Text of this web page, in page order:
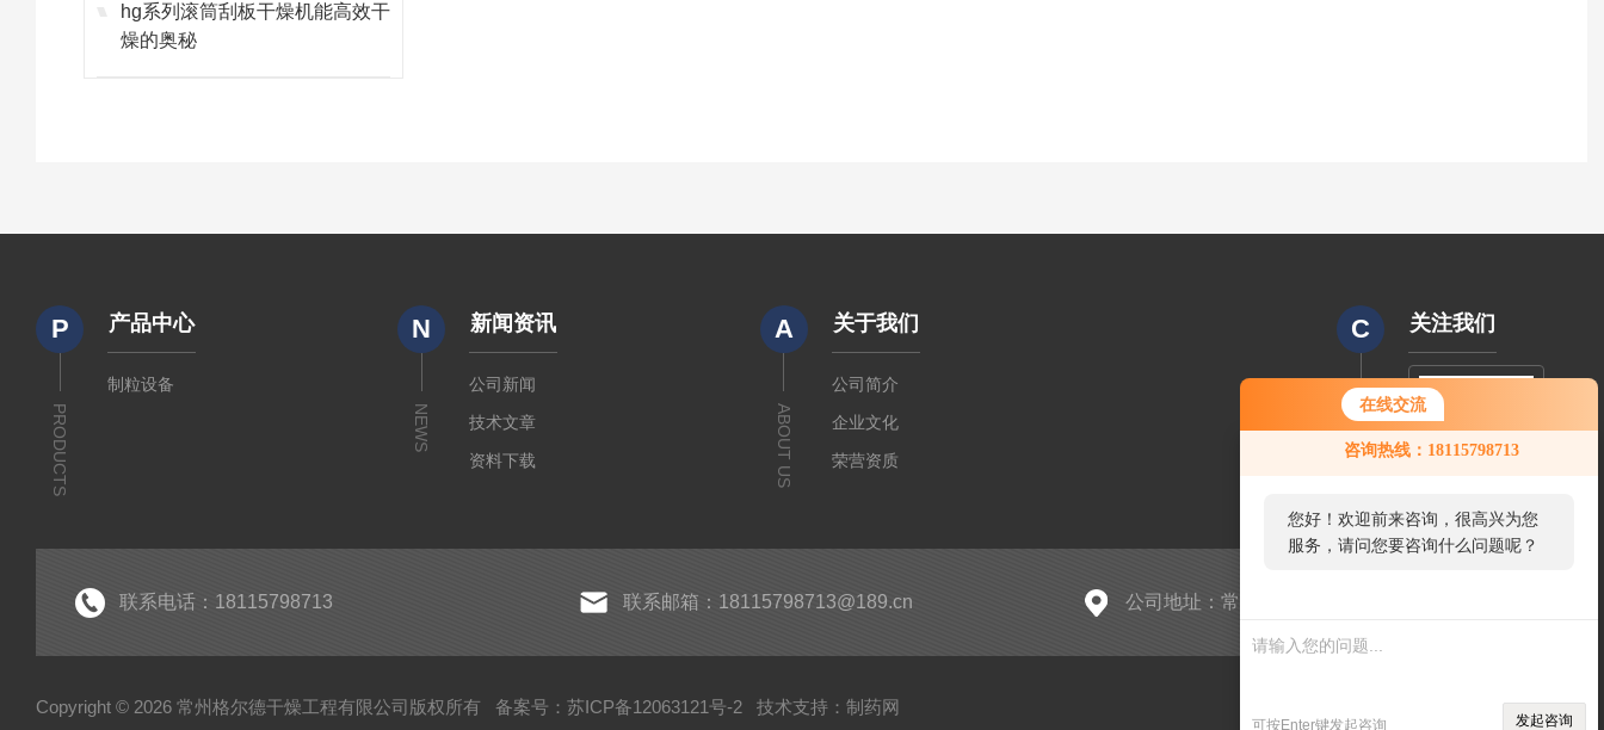
在线交流
咨询热线：18115798713
您好！欢迎前来咨询，很高兴为您
服务，请问您要咨询什么问题呢？
可按Enter键发起咨询 发起咨询
hg系列滚筒刮板干燥机能高效干
燥的奥秘
P
PRODUCTS
产品中心
制粒设备
N
NEWS
新闻资讯
公司新闻
技术文章
资料下载
A
ABOUT US
关于我们
公司简介
企业文化
荣营资质
C
CODE
关注我们
联系电话：18115798713 联系邮箱：18115798713@189.cn 公司地址：常州市武进区郑陆镇施家巷
Copyright © 2026 常州格尔德干燥工程有限公司版权所有 备案号：苏ICP备12063121号-2 技术支持： 制药网 管理登陆